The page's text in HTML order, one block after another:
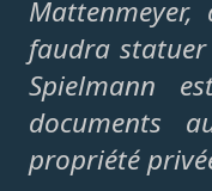
faudra statuer
Spielmann
documents
propriété